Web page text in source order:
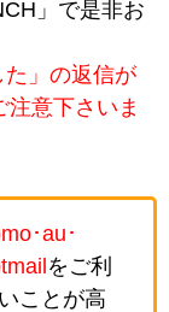
」で是非お
」の返信が
注意下さいま
･au･
をご利
ことが高